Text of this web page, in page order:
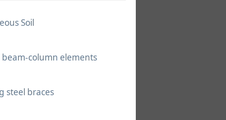
Soil
beam-column elements
steel braces